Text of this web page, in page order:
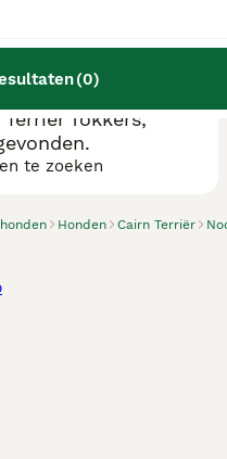
(0)
Honden Cairn Terriër
fokkers,
te zoeken